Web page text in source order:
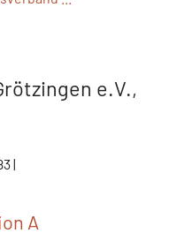
e.V.,
|
A